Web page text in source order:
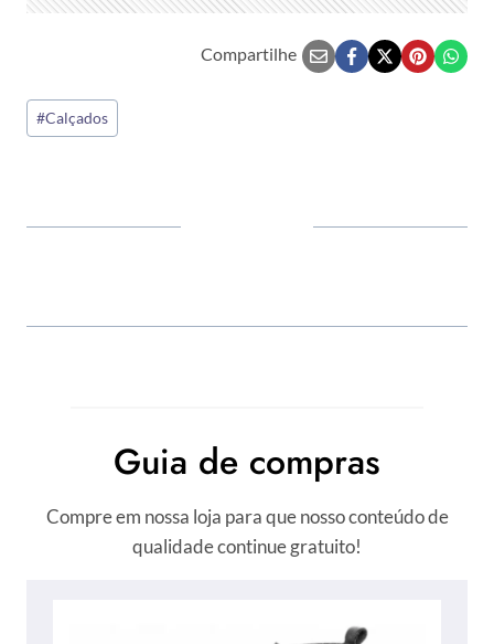
Compartilhe
Tags
do
#Calçados
Guia de compras
Compre em nossa loja para que nosso conteúdo de
qualidade continue gratuito!